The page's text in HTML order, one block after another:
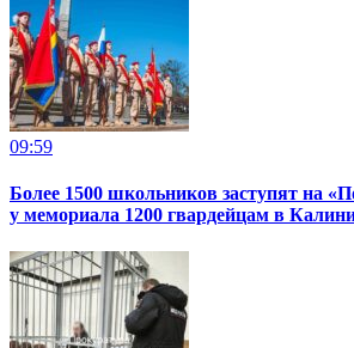
09:59
Более 1500 школьников заступят на
у мемориала 1200 гвардейцам в